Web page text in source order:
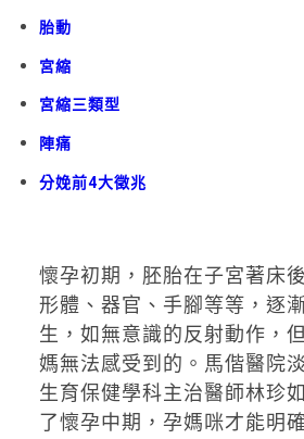
胎動
宮縮
宮縮三類型
陣痛
分娩前4大徵兆
懷孕初期，胚胎在子宮著床
形體、器官、手腳等等，逐
生，如無意識的反射動作，
媽無法感受到的。馬偕醫院
生育保健學科主治醫師林珍
了懷孕中期，孕媽咪才能明